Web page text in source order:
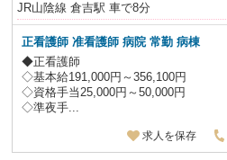
JR山陰線 倉吉駅 車で8分
正看護師 准看護師 病院 常勤 病棟
◆正看護師
◇基本給191,000円～356,100円
◇資格手当25,000円～50,000円
◇準夜手...
求人を保存